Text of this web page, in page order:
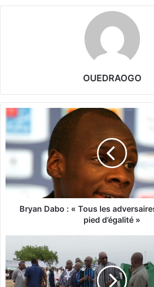
OUEDRAOGO
B
r
y
a
n
a
b
s
l
e
Bryan Dabo : « Tous les
pied d’égalité »
m
p
a